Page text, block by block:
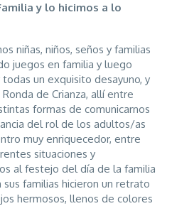
y lo hicimos a lo
niñas, niños, seños y familias
juegos en familia y luego
un exquisito desayuno, y
de Crianza, allí entre
formas de comunicarnos
del rol de los adultos/as
muy enriquecedor, entre
situaciones y
al festejo del día de la familia
familias hicieron un retrato
hermosos, llenos de colores